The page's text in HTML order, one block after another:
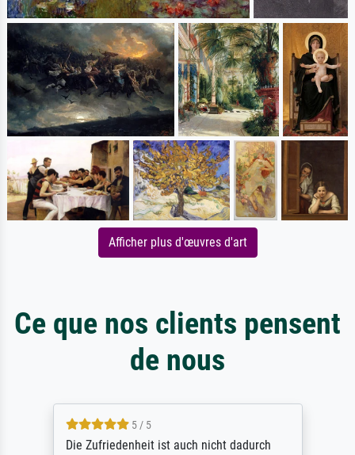
Afficher plus d'œuvres d'art
Ce que nos clients pensent
de nous
5 / 5
Die Zufriedenheit ist auch nicht dadurch